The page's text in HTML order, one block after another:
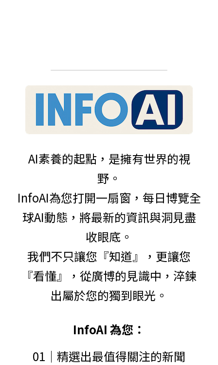
AI素養的起點，是擁有世界的視
野。
InfoAI為您打開一扇窗，每日博覽全
球AI動態，將最新的資訊與洞見盡
收眼底。
我們不只讓您『知道』，更讓您
『看懂』，從廣博的見識中，淬鍊
出屬於您的獨到眼光。
InfoAI 為您：
01｜精選出最值得關注的新聞